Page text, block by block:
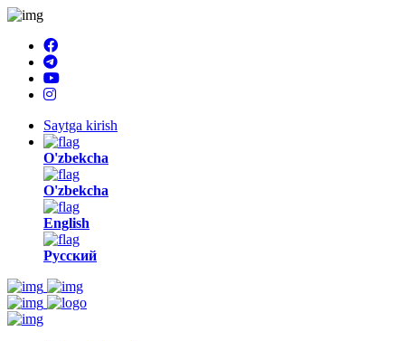
Saytga kirish
O'zbekcha
O'zbekcha
English
Русский